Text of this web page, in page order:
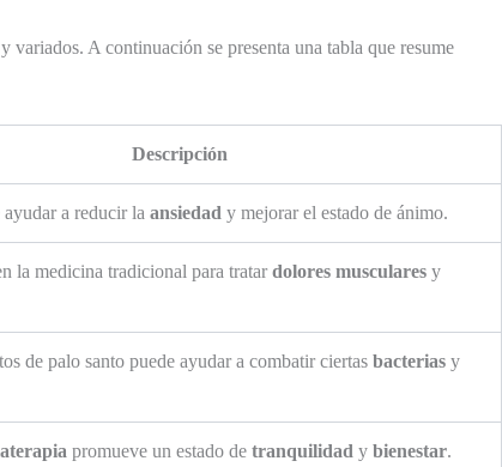
variados. A continuación se presenta una tabla que resume
Descripción
ayudar a reducir la ansiedad y mejorar el estado de ánimo.
la medicina tradicional para tratar dolores musculares y
de palo santo puede ayudar a combatir ciertas bacterias y
promueve un estado de tranquilidad y bienestar.